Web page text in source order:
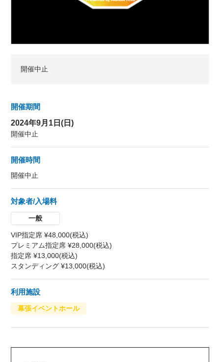
開催中止
開催期間
2024年9月1日(日)
開催中止
開催時間
開催中止
対象者/入場料
一般
VIP指定席 ¥48,000(税込)
プレミアム指定席 ¥28,000(税込)
指定席 ¥13,000(税込)
スタンディング ¥13,000(税込)
利用施設
幕張イベントホール